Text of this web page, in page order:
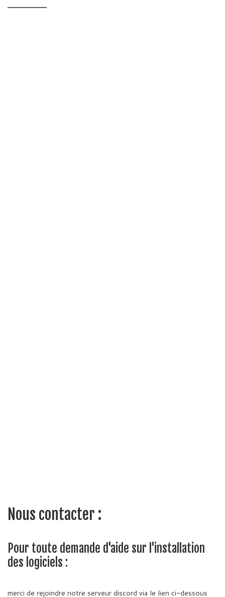
Nous contacter :
Pour toute demande d'aide sur l'installation
des logiciels :
merci de rejoindre notre serveur discord via le lien ci-dessous